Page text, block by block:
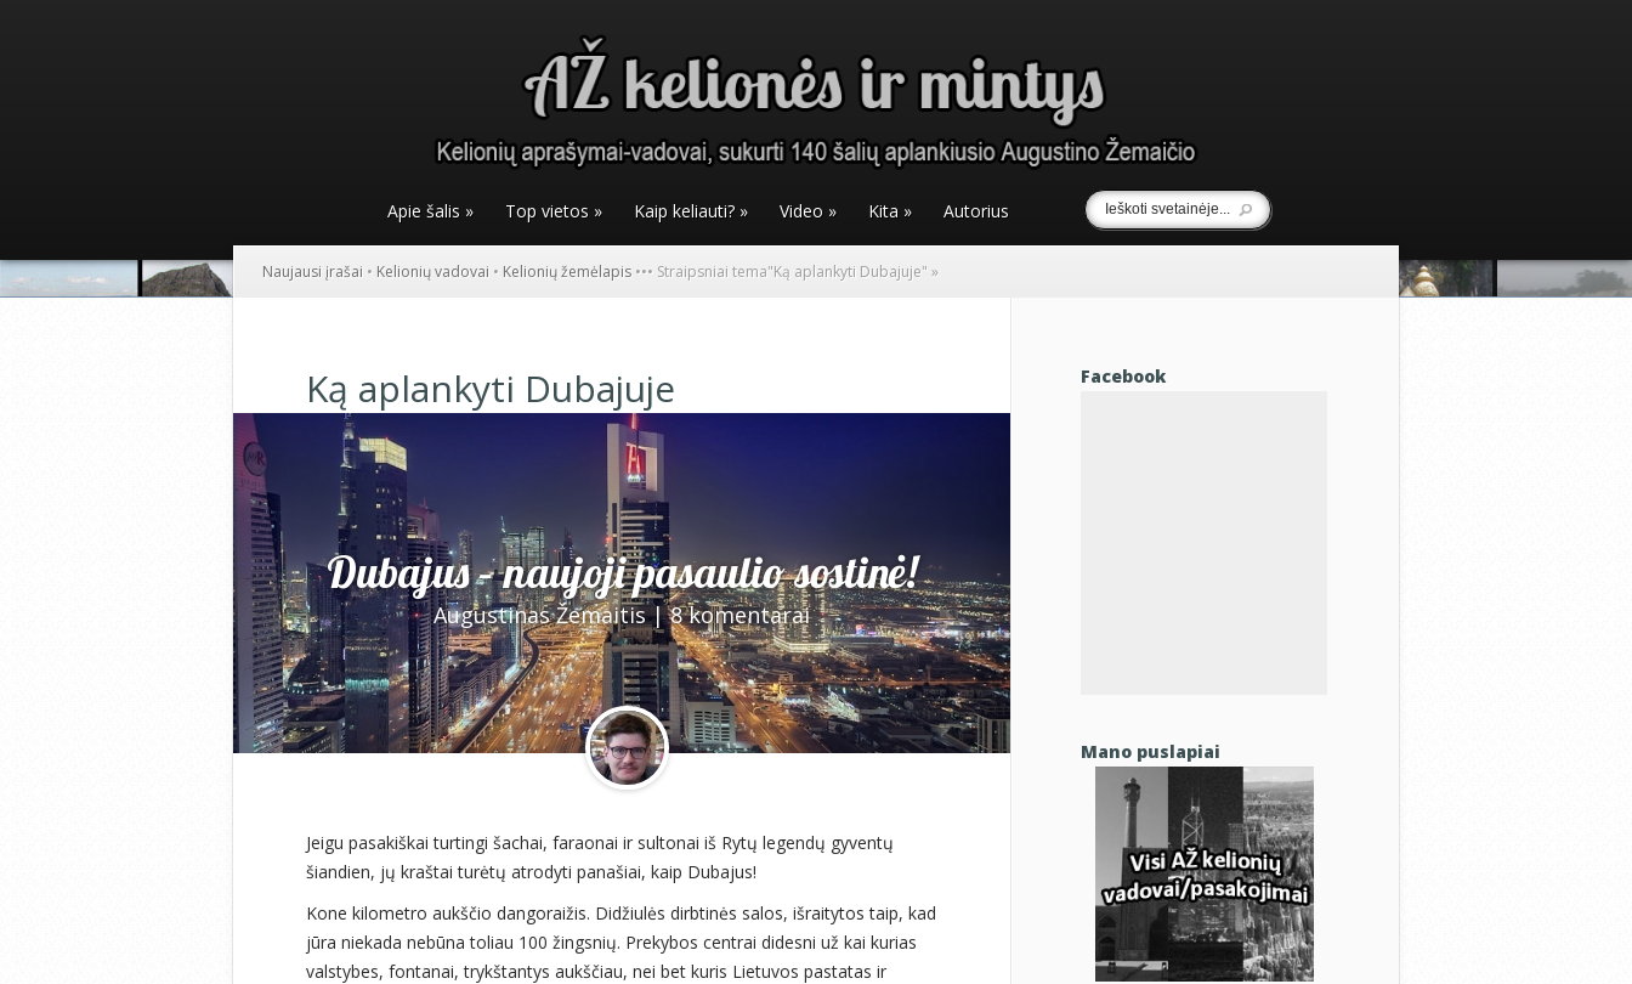
Apie šalis » Top vietos » Kaip keliauti? » Video » Kita » Autorius
Naujausi įrašai • Kelionių vadovai • Kelionių žemėlapis ••• Straipsniai tema"Ką aplankyti Dubajuje" »
Ką aplankyti Dubajuje
Dubajus – naujoji pasaulio sostinė!
Augustinas Žemaitis|8 komentarai
Jeigu pasakiškai turtingi šachai, faraonai ir sultonai iš Rytų legendų gyventų
šiandien, jų kraštai turėtų atrodyti panašiai, kaip Dubajus!
Kone kilometro aukščio dangoraižis. Didžiulės dirbtinės salos, išraitytos taip, kad
jūra niekada nebūna toliau 100 žingsnių. Prekybos centrai didesni už kai kurias
valstybes, fontanai, trykštantys aukščiau, nei bet kuris Lietuvos pastatas ir
Facebook
Mano puslapiai